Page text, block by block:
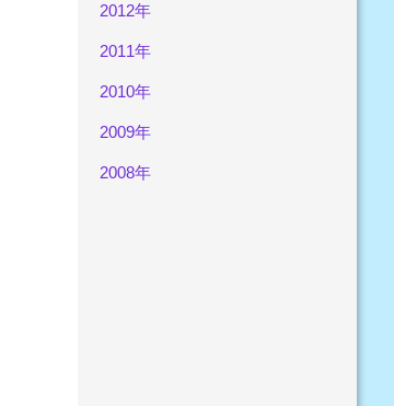
2012年
2011年
2010年
2009年
2008年